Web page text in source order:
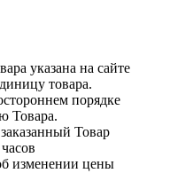
указана на сайте
товара.
порядке
Товара.
Товар
изменении цены